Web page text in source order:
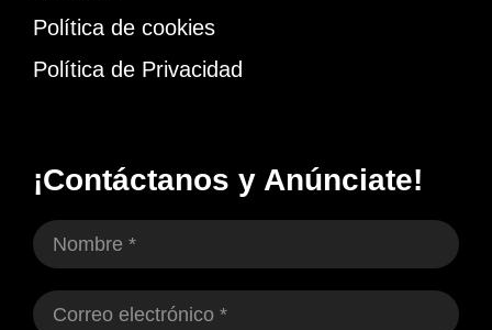
Política de cookies
Política de Privacidad
¡Contáctanos y Anúnciate!